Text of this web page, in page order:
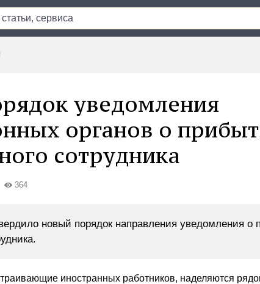
уведомления
органов о
сотрудника
364
новый порядок направления уведомления о
иностранных работников, наделяются